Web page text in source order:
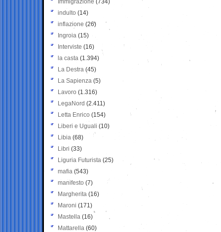
Immigrazione (734)
indulto (14)
inflazione (26)
Ingroia (15)
Interviste (16)
la casta (1.394)
La Destra (45)
La Sapienza (5)
Lavoro (1.316)
LegaNord (2.411)
Letta Enrico (154)
Liberi e Uguali (10)
Libia (68)
Libri (33)
Liguria Futurista (25)
mafia (543)
manifesto (7)
Margherita (16)
Maroni (171)
Mastella (16)
Mattarella (60)